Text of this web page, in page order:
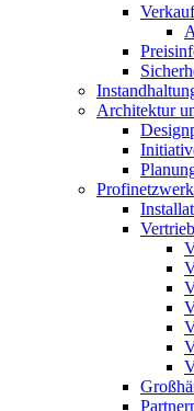
Architektur
Profinetzwerk